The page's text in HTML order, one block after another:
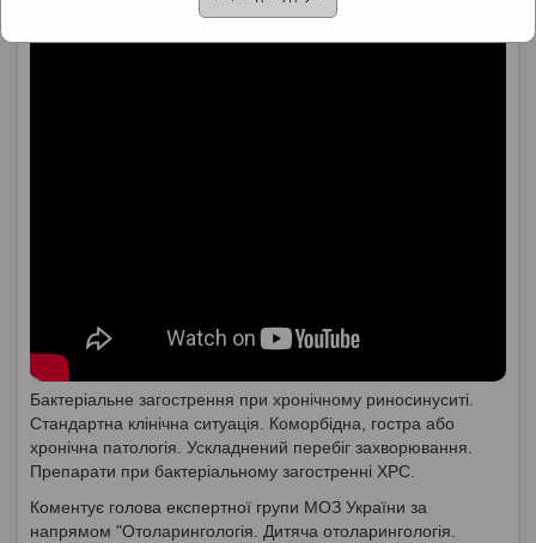
Бактеріальне загострення при хронічному риносинуситі.
Стандартна клінічна ситуація. Коморбідна, гостра або
хронічна патологія. Ускладнений перебіг захворювання.
Препарати при бактеріальному загостренні ХРС.
Коментує голова експертної групи МОЗ України за
напрямом "Отоларингологія. Дитяча отоларингологія.